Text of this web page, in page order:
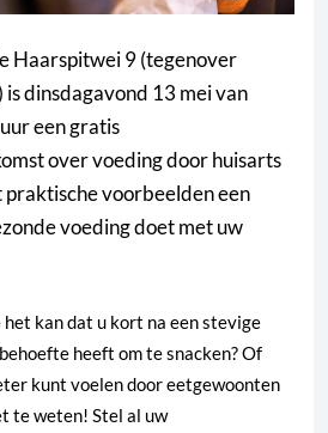
Haarspitwei 9 (tegenover
dinsdagavond 13 mei van
een gratis
over voeding door huisarts
voorbeelden een
voeding doet met uw
kan dat u kort na een stevige
heeft om te snacken? Of
kunt voelen door eetgewoonten
te weten! Stel al uw